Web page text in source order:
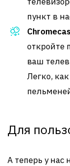
пункт в
откройте
ваш
Легко,
Для
А теперь у нас